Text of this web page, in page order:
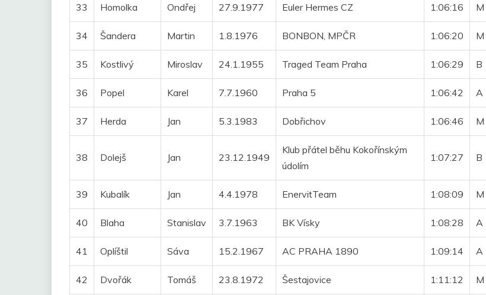
33 Homolka Ondřej 27.9.1977 Euler Hermes CZ 1:06:16 M
34 Šandera Martin 1.8.1976 BONBON, MPČR 1:06:20 M
35 Kostlivý Miroslav 24.1.1955 Traged Team Praha 1:06:29 B
36 Popel Karel 7.7.1960 Praha 5 1:06:42 A
37 Herda Jan 5.3.1983 Dobřichov 1:06:46 M
38 Dolejš Jan 23.12.1949
Klub přátel běhu Kokořínským
údolím
1:07:27 B
39 Kubalík Jan 4.4.1978 EnervitTeam 1:08:09 M
40 Blaha Stanislav 3.7.1963 BK Vísky 1:08:28 A
41 Oplíštil Sáva 15.2.1967 AC PRAHA 1890 1:09:14 A
42 Dvořák Tomáš 23.8.1972 Šestajovice 1:11:12 M